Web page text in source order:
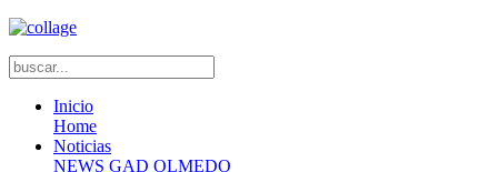
Inicio
Home
Noticias
NEWS GAD OLMEDO